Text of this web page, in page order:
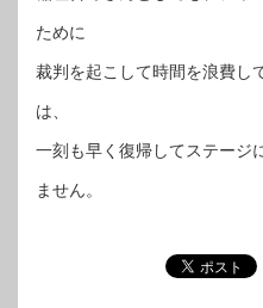
ために
裁判を起こして時間を浪費し
は、
一刻も早く復帰してステージ
ません。